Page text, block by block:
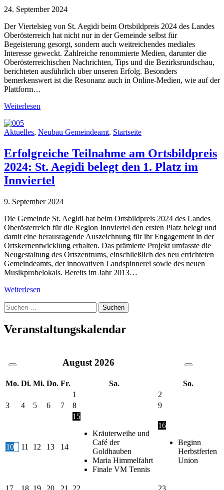
24. September 2024
Der Viertelsieg von St. Aegidi beim Ortsbildpreis 2024 des Landes
Oberösterreich hat nicht nur in der Gemeinde selbst für
Begeisterung gesorgt, sondern auch weitreichendes mediales
Interesse geweckt. Zahlreiche renommierte Medien, darunter die
Oberösterreichischen Nachrichten, Tips und die Bezirksrundschau,
berichteten ausführlich über unseren Erfolg. Besonders
bemerkenswert ist die Resonanz auch in Online-Medien, wie auf der
Plattform…
Weiterlesen
Aktuelles, Neubau Gemeindeamt, Startseite
Erfolgreiche Teilnahme am Ortsbildpreis
2024: St. Aegidi belegt den 1. Platz im
Innviertel
9. September 2024
Die Gemeinde St. Aegidi hat beim Ortsbildpreis 2024 des Landes
Oberösterreich für die Region Innviertel den ersten Platz belegt und
damit eine herausragende Auszeichnung für ihr Engagement in der
Ortskernentwicklung erhalten. Das prämierte Projekt umfasste die
Neugestaltung des Ortszentrums, einschließlich des neu errichteten
Gemeindeamts, der innovativen Landspinnerei sowie des neuen
Musikprobelokals. Bereits im Jahr 2013…
Weiterlesen
Suche
nach:
Veranstaltungskalendar
August 2026
Mo. Di. Mi. Do. Fr. Sa.
So.
1
2
3
4 5 6 7 8 9
10 11 12 13 14
15
Kräuterweihe und
Café der
Goldhauben
Maria Himmelfahrt
Finale VM Tennis
16
Beginn
Herbstferien
Union
17 18 19 20 21 22
23